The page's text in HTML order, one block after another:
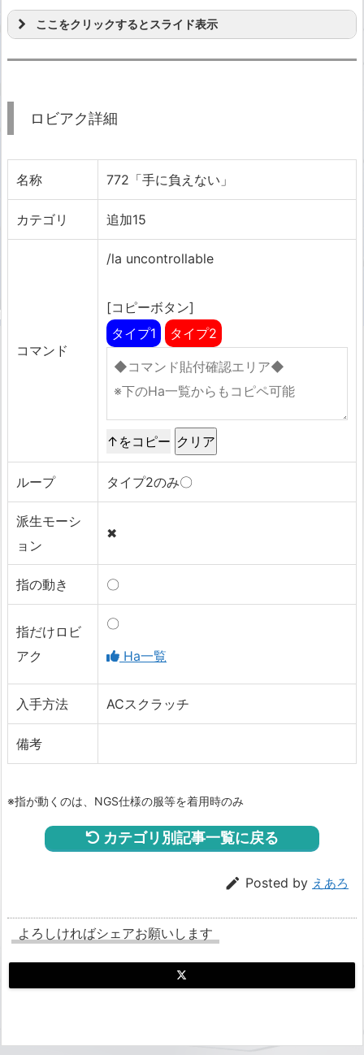
ここをクリックするとスライド表示
ロビアク詳細
名称 772「手に負えない」
カテゴリ 追加15
コマンド
/la uncontrollable
[コピーボタン]
タイプ1
タイプ2
↑をコピー
ループ タイプ2のみ〇
派生モーシ
ョン
✖
指の動き 〇
指だけロビ
アク
〇
Ha一覧
入手方法 ACスクラッチ
備考
※指が動くのは、NGS仕様の服等を着用時のみ
カテゴリ別記事一覧に戻る
 Posted by えあろ
よろしければシェアお願いします